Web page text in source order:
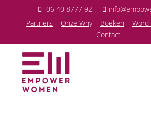
06 40 8777 92
Partners Onze Why Boeken
Word
Contact